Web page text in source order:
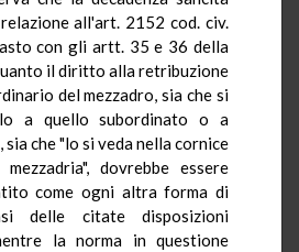
all'art. 2152 cod. civ.
con gli artt. 35 e 36 della
il diritto alla retribuzione
del mezzadro, sia che si
a quello subordinato o a
che "lo si veda nella cornice
dovrebbe essere
come ogni altra forma di
delle citate disposizioni
la norma in questione